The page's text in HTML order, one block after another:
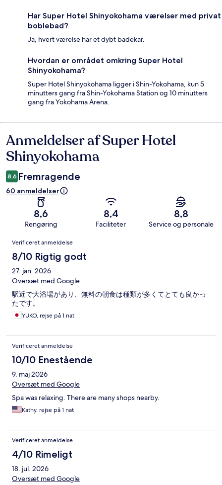
Har Super Hotel Shinyokohama værelser med privat
boblebad?
Ja, hvert værelse har et dybt badekar.
Hvordan er området omkring Super Hotel
Shinyokohama?
Super Hotel Shinyokohama ligger i Shin-Yokohama, kun 5
minutters gang fra Shin-Yokohama Station og 10 minutters
gang fra Yokohama Arena.
Anmeldelser
Anmeldelser af Super Hotel
Shinyokohama
8,6 Fremragende
60 anmeldelser
8,6
Rengøring
8,4
Faciliteter
8,8
Service og personale
Anmeldelser
Verificeret anmeldelse
8/10 Rigtig godt
27. jan. 2026
Oversæt med Google
駅近で大浴場があり、無料の朝食は種類が多くてとても良かっ
たです。
YUKO, rejse på 1 nat
Verificeret anmeldelse
10/10 Enestående
9. maj 2026
Oversæt med Google
Spa was relaxing. There are many shops nearby.
Kathy, rejse på 1 nat
Verificeret anmeldelse
4/10 Rimeligt
18. jul. 2026
Oversæt med Google